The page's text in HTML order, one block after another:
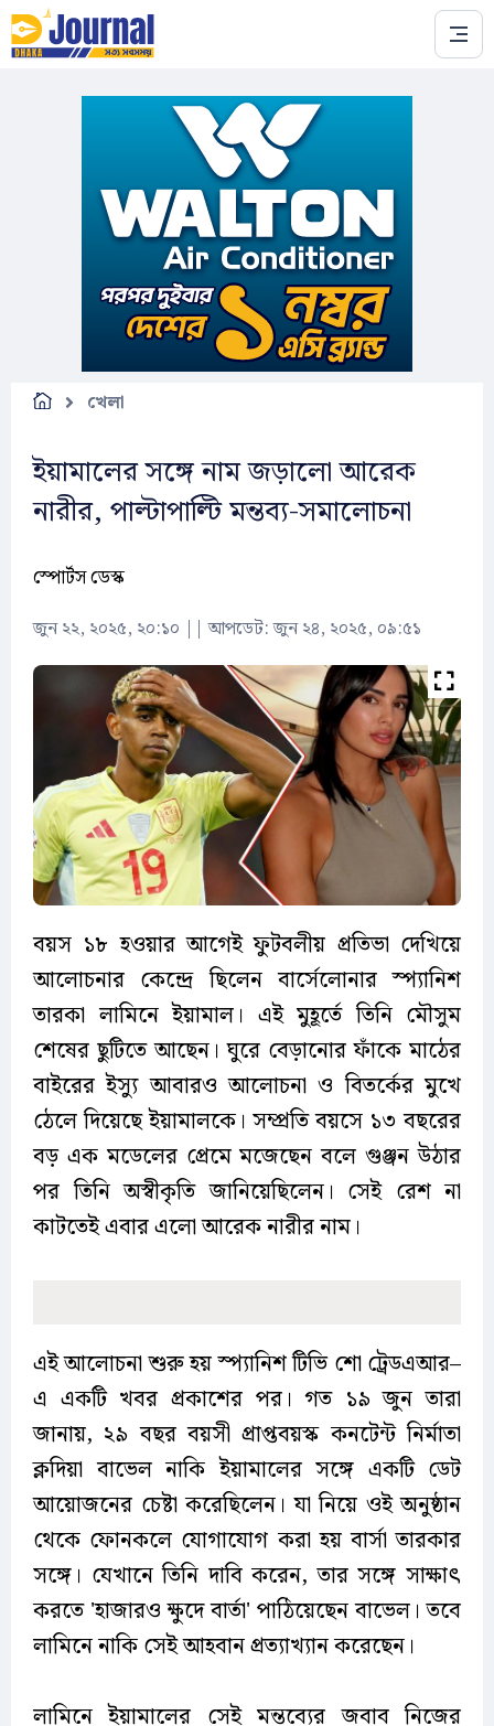
Skip to main content
খেলা
ইয়ামালের সঙ্গে নাম জড়ালো আরেক
নারীর, পাল্টাপাল্টি মন্তব্য-সমালোচনা
স্পোর্টস ডেস্ক
জুন ২২, ২০২৫, ২০:১০ ||আপডেট: জুন ২৪, ২০২৫, ০৯:৫১
বয়স ১৮ হওয়ার আগেই ফুটবলীয় প্রতিভা দেখিয়ে
আলোচনার কেন্দ্রে ছিলেন বার্সেলোনার স্প্যানিশ
তারকা লামিনে ইয়ামাল। এই মুহূর্তে তিনি মৌসুম
শেষের ছুটিতে আছেন। ঘুরে বেড়ানোর ফাঁকে মাঠের
বাইরের ইস্যু আবারও আলোচনা ও বিতর্কের মুখে
ঠেলে দিয়েছে ইয়ামালকে। সম্প্রতি বয়সে ১৩ বছরের
বড় এক মডেলের প্রেমে মজেছেন বলে গুঞ্জন উঠার
পর তিনি অস্বীকৃতি জানিয়েছিলেন। সেই রেশ না
কাটতেই এবার এলো আরেক নারীর নাম।
এই আলোচনা শুরু হয় স্প্যানিশ টিভি শো ট্রেডএআর–
এ একটি খবর প্রকাশের পর। গত ১৯ জুন তারা
জানায়, ২৯ বছর বয়সী প্রাপ্তবয়স্ক কনটেন্ট নির্মাতা
ক্লদিয়া বাভেল নাকি ইয়ামালের সঙ্গে একটি ডেট
আয়োজনের চেষ্টা করেছিলেন। যা নিয়ে ওই অনুষ্ঠান
থেকে ফোনকলে যোগাযোগ করা হয় বার্সা তারকার
সঙ্গে। যেখানে তিনি দাবি করেন, তার সঙ্গে সাক্ষাৎ
করতে 'হাজারও ক্ষুদে বার্তা' পাঠিয়েছেন বাভেল। তবে
লামিনে নাকি সেই আহবান প্রত্যাখ্যান করেছেন।
লামিনে ইয়ামালের সেই মন্তব্যের জবাব নিজের